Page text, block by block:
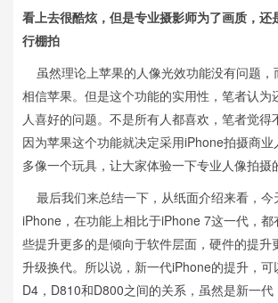
看上去很酷炫，但是专业摄影师为了画质，还
行棚拍
虽然理论上苹果的人像光效功能没有问题，
相信苹果。但是这个功能的实用性，笔者认为
人喜好的问题。不是所有人都喜欢，笔者觉得
因为苹果这个功能就决定采用iPhone拍摄商
多像一个玩具，让大家体验一下专业人像拍摄
最后我们来总结一下，从纸面介绍来看，今
iPhone，在功能上相比于iPhone 7这一代，
些提升更多的是倾向于软件层面，硬件的提升
升级换代。所以说，新一代iPhone的提升，可
D4，D810和D800之间的关系，虽然是新一